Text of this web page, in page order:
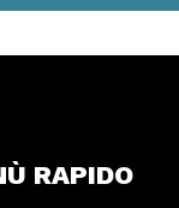
RAPIDO